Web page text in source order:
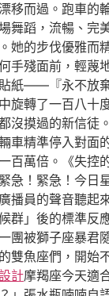
移而過。跑車的
舞蹈，流暢、完
她的步伐優雅而
手殘面前，輕蔑
紙——『永不放
旋轉了一百八
沒摸過的新信徒
車精準停入對面
百萬倍。《失控
急！緊急！今日
播員的聲音聽
群」後的標準反
團被獅子座暴君
雙魚座們，開始
計摩羯座今天適